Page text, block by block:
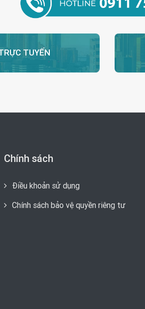
TUYẾN
Chính sách
Điều khoản sử dụng
Chính sách bảo vệ quyền riêng tư